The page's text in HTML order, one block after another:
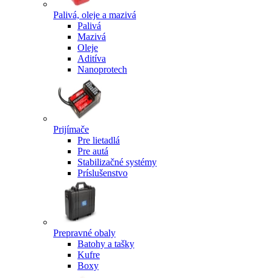
Palivá, oleje a mazivá
Palivá
Mazivá
Oleje
Aditíva
Nanoprotech
Prijímače
Pre lietadlá
Pre autá
Stabilizačné systémy
Príslušenstvo
Prepravné obaly
Batohy a tašky
Kufre
Boxy